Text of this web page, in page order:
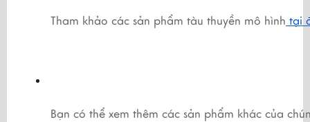
Tham khảo các sản phẩm tàu thuyền mô hình tại
Bạn có thể xem thêm các sản phẩm khác của